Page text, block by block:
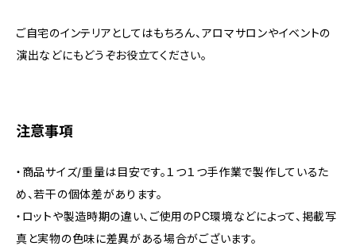
ご自宅のインテリアとしてはもちろん、アロマサロンやイベントの
演出などにもどうぞお役立てください。
注意事項
・商品サイズ/重量は目安です。１つ１つ手作業で製作しているた
め、若干の個体差があります。
・ロットや製造時期の違い、ご使用のPC環境などによって、掲載写
真と実物の色味に差異がある場合がございます。